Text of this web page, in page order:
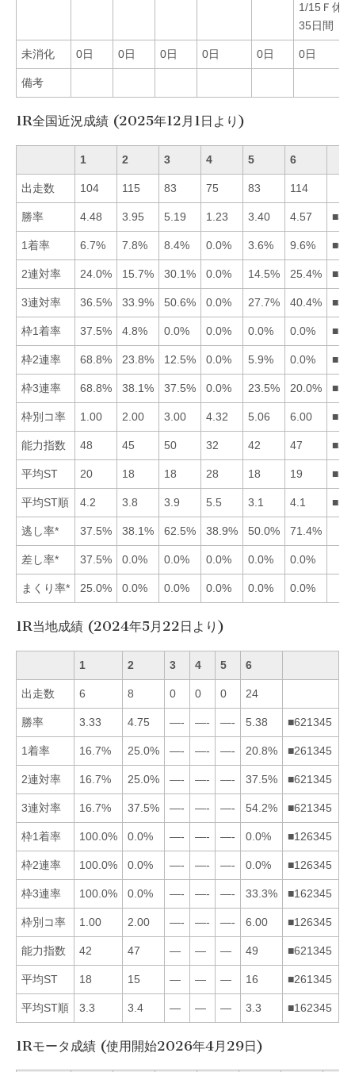
1/15Ｆ休
35日間
未消化 0日 0日 0日 0日 0日 0日
備考
1R全国近況成績 (2025年12月1日より)
1 2 3 4 5 6
出走数 104 115 83 75 83 114
勝率 4.48 3.95 5.19 1.23 3.40 4.57
1着率 6.7% 7.8% 8.4% 0.0% 3.6% 9.6%
2連対率 24.0% 15.7% 30.1% 0.0% 14.5% 25.4%
3連対率 36.5% 33.9% 50.6% 0.0% 27.7% 40.4%
枠1着率 37.5% 4.8% 0.0% 0.0% 0.0% 0.0%
枠2連率 68.8% 23.8% 12.5% 0.0% 5.9% 0.0%
枠3連率 68.8% 38.1% 37.5% 0.0% 23.5% 20.0%
枠別コ率 1.00 2.00 3.00 4.32 5.06 6.00
能力指数 48 45 50 32 42 47
平均ST 20 18 18 28 18 19
平均ST順 4.2 3.8 3.9 5.5 3.1 4.1
逃し率* 37.5% 38.1% 62.5% 38.9% 50.0% 71.4%
差し率* 37.5% 0.0% 0.0% 0.0% 0.0% 0.0%
まくり率* 25.0% 0.0% 0.0% 0.0% 0.0% 0.0%
1R当地成績 (2024年5月22日より)
1 2 3 4 5 6
出走数 6 8 0 0 0 24
勝率 3.33 4.75 —- —- —- 5.38 ■621345
1着率 16.7% 25.0% —- —- —- 20.8% ■261345
2連対率 16.7% 25.0% —- —- —- 37.5% ■621345
3連対率 16.7% 37.5% —- —- —- 54.2% ■621345
枠1着率 100.0% 0.0% —- —- —- 0.0% ■126345
枠2連率 100.0% 0.0% —- —- —- 0.0% ■126345
枠3連率 100.0% 0.0% —- —- —- 33.3% ■162345
枠別コ率 1.00 2.00 —- —- —- 6.00 ■126345
能力指数 42 47 — — — 49 ■621345
平均ST 18 15 — — — 16 ■261345
平均ST順 3.3 3.4 — — — 3.3 ■162345
1Rモータ成績 (使用開始2026年4月29日)